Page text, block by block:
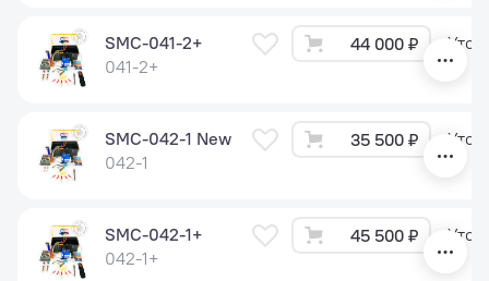
SMC-041-2+
041-2+
44 000 ₽
SMC-042-1 New
042-1
35 500 ₽
SMC-042-1+
042-1+
45 500 ₽